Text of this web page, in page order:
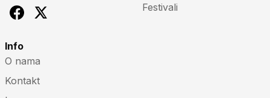
Festivali
Info
O nama
Kontakt